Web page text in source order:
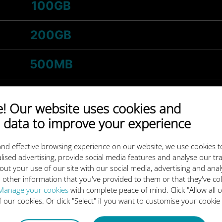
Our website uses cookies and
data to improve your experience
effective browsing experience on our website, we use cookies
advertising, provide social media features and analyse our
your use of our site with our social media, advertising and
other information that you've provided to them or that they've
your cookies with complete peace of mind. Click "Allow all
cookies. Or click "Select" if you want to customise your
100GB
200GB
500MB
- 5GB/maand
3GB
- 20GB/maand